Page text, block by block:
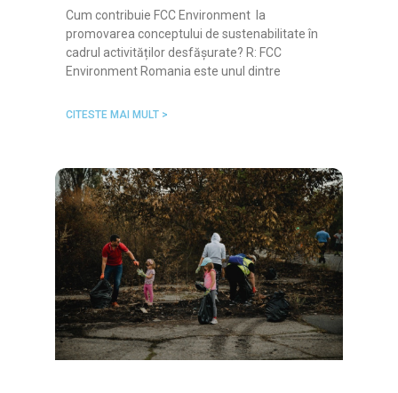
Cum contribuie FCC Environment la
promovarea conceptului de sustenabilitate în
cadrul activităților desfășurate? R: FCC
Environment Romania este unul dintre
CITESTE MAI MULT >